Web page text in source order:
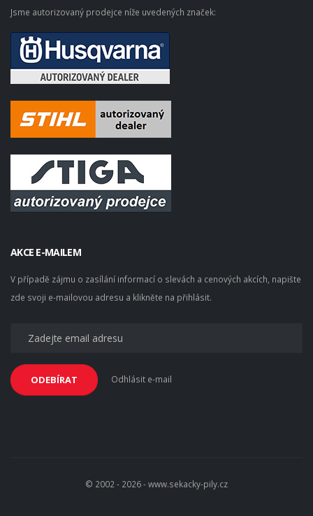
Jsme autorizovaný prodejce níže uvedených značek:
AKCE E-MAILEM
V případě zájmu o zasílání informací o slevách a cenových akcích, napište
zde svoji e-mailovou adresu a klikněte na přihlásit.
ODEBÍRAT Odhlásit e-mail
© 2002 - 2026 - www.sekacky-pily.cz